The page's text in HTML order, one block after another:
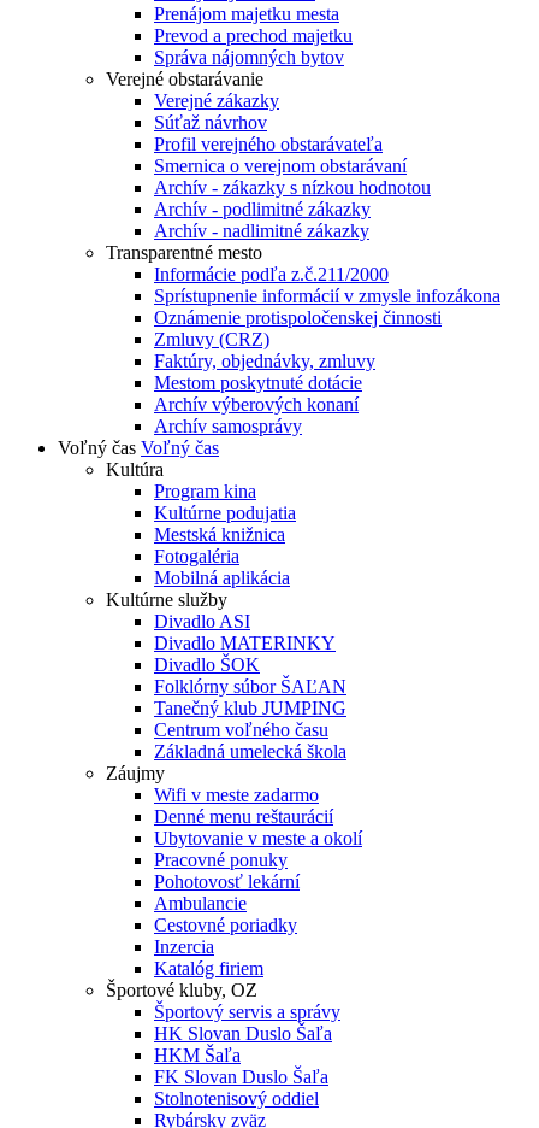
Prenájom majetku mesta
Prevod a prechod majetku
Správa nájomných bytov
Verejné obstarávanie
Verejné zákazky
Súťaž návrhov
Profil verejného obstarávateľa
Smernica o verejnom obstarávaní
Archív - zákazky s nízkou hodnotou
Archív - podlimitné zákazky
Archív - nadlimitné zákazky
Transparentné mesto
Informácie podľa z.č.211/2000
Sprístupnenie informácií v zmysle infozákona
Oznámenie protispoločenskej činnosti
Zmluvy (CRZ)
Faktúry, objednávky, zmluvy
Mestom poskytnuté dotácie
Archív výberových konaní
Archív samosprávy
Voľný čas Voľný čas
Kultúra
Program kina
Kultúrne podujatia
Mestská knižnica
Fotogaléria
Mobilná aplikácia
Kultúrne služby
Divadlo ASI
Divadlo MATERINKY
Divadlo ŠOK
Folklórny súbor ŠAĽAN
Tanečný klub JUMPING
Centrum voľného času
Základná umelecká škola
Záujmy
Wifi v meste zadarmo
Denné menu reštaurácií
Ubytovanie v meste a okolí
Pracovné ponuky
Pohotovosť lekární
Ambulancie
Cestovné poriadky
Inzercia
Katalóg firiem
Športové kluby, OZ
Športový servis a správy
HK Slovan Duslo Šaľa
HKM Šaľa
FK Slovan Duslo Šaľa
Stolnotenisový oddiel
Rybársky zväz